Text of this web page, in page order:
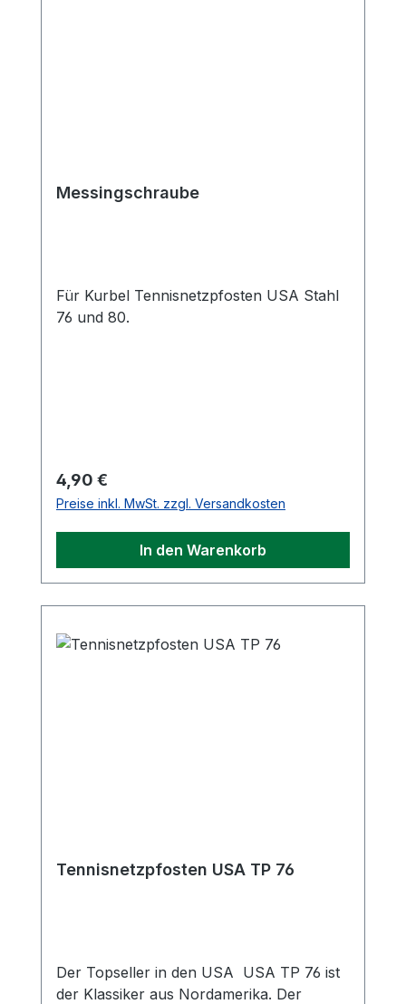
Messingschraube
Für Kurbel Tennisnetzpfosten USA Stahl
76 und 80.
Regulärer Preis:
4,90 €
Preise inkl. MwSt. zzgl. Versandkosten
In den Warenkorb
Tennisnetzpfosten USA TP 76
Der Topseller in den USA USA TP 76 ist
der Klassiker aus Nordamerika. Der